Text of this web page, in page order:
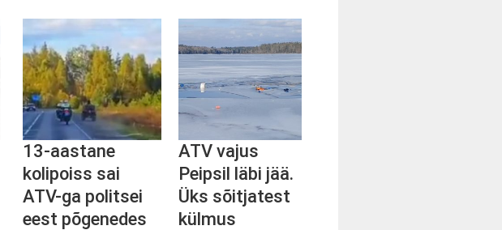
13-aastane
kolipoiss sai
ATV-ga politsei
eest põgenedes
ATV vajus
Peipsil läbi jää.
Üks sõitjatest
külmus